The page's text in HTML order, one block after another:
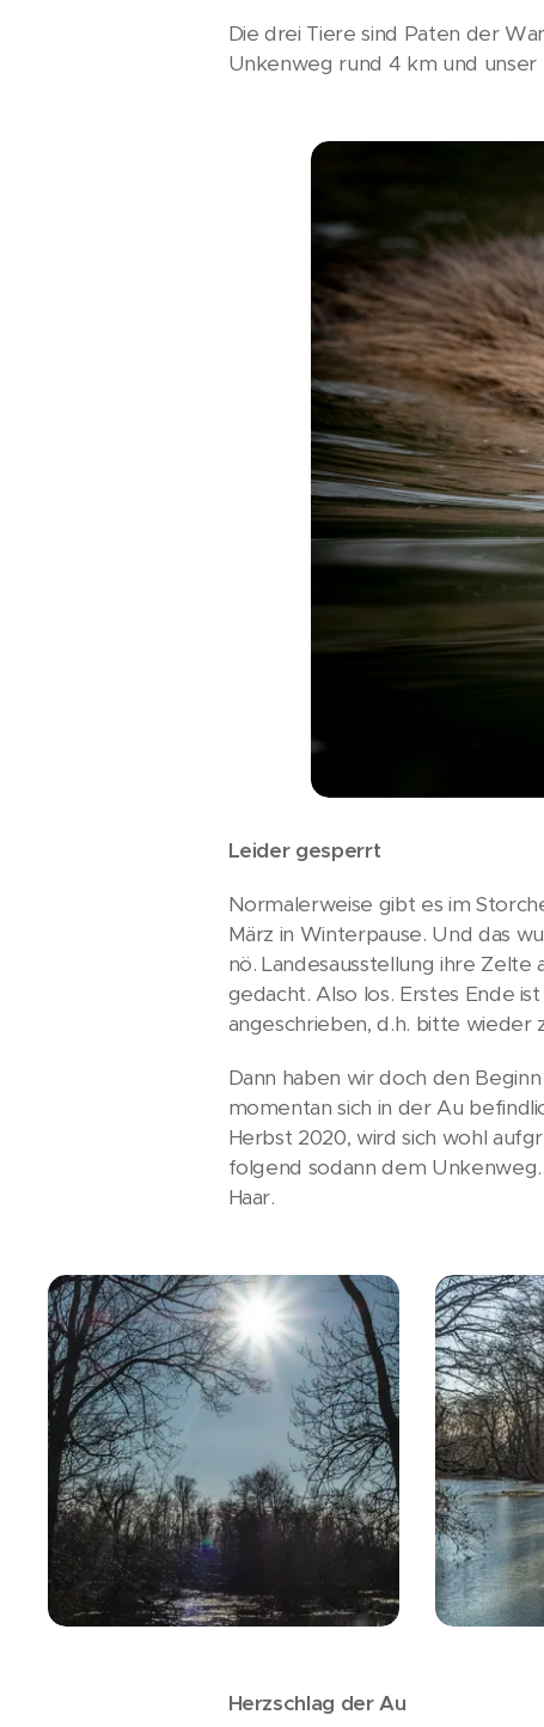
Die drei Tiere sind Paten der
Unkenweg rund 4 km und
Leider gesperrt
Normalerweise gibt es im
März in Winterpause. Und das
nö. Landesausstellung ihre
gedacht. Also los. Erstes Ende
angeschrieben, d.h. bitte wieder
Dann haben wir doch den
momentan sich in der Au
Herbst 2020, wird sich wohl
folgend sodann dem
Haar.
Herzschlag der Au